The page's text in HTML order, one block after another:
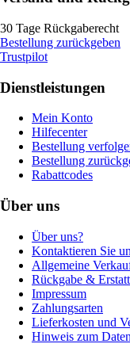
30 Tage Rückgaberecht
Bestellung zurückgeben
Trustpilot
Dienstleistungen
Mein Konto
Hilfecenter
Bestellung
Bestellung
Rabattcodes
Über uns
Über uns?
Kontaktieren Sie
Allgemeine
Rückgabe &
Impressum
Zahlungsarten
Lieferkosten und
Hinweis zum